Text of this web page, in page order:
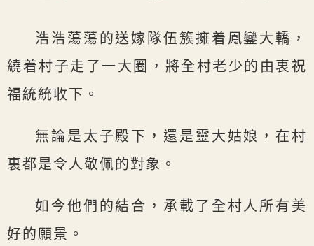
浩浩蕩蕩的送嫁隊伍簇擁着鳳鑾大轎，
繞着村子走了一大圈，將全村老少的由衷祝
福統統收下。
無論是太子殿下，還是靈大姑娘，在村
裏都是令人敬佩的對象。
如今他們的結合，承載了全村人所有美
好的願景。